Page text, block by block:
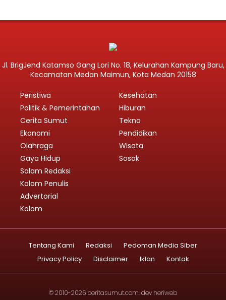
Jl. BrigJend Katamso Gang Lori No. 18, Kelurahan Kampung Baru,
Kecamatan Medan Maimun, Kota Medan 20158
Peristiwa
Politik & Pemerintahan
Cerita Sumut
Ekonomi
Olahraga
Gaya Hidup
Kesehatan
Hiburan
Tekno
Pendidikan
Wisata
Sosok
Salam Redaksi
Kolom Penulis
Advertorial
Kolom
Tentang Kami Redaksi
Pedoman Media Siber
Privacy Policy
Disclaimer Iklan Kontak
© 2010-2026 beritasumut.com. dev heriweb